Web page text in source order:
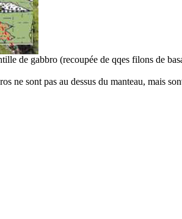
de gabbro (recoupée de qqes filons de
ne sont pas au dessus du manteau, mais